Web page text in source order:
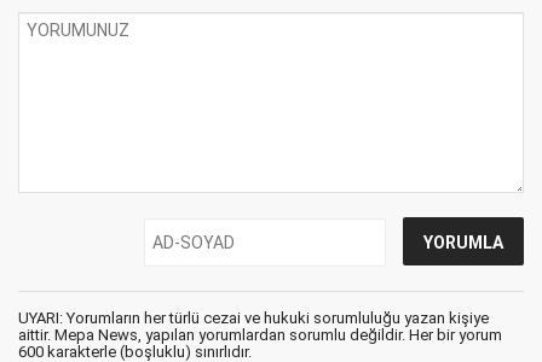
UYARI: Yorumların her türlü cezai ve hukuki sorumluluğu yazan kişiye
aittir. Mepa News, yapılan yorumlardan sorumlu değildir. Her bir yorum
600 karakterle (boşluklu) sınırlıdır.